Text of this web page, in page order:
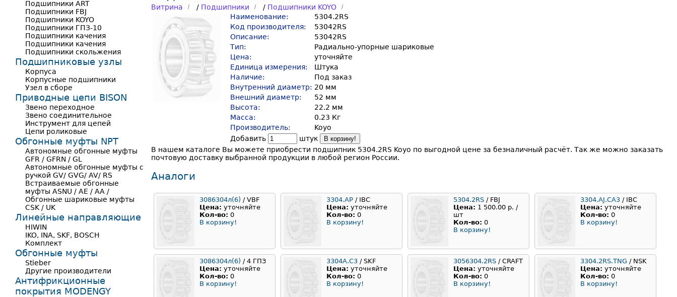
Витрина / Подшипники / Подшипники KOYO
Наименование:
5304.2RS
Код производителя:
53042RS
Описание:
53042RS
Тип:
Радиально-упорные шариковые
Цена:
уточняйте
Единица измерения:
Штука
Наличие:
Под заказ
Внутренний диаметр: 20 мм
Внешний диаметр:
52 мм
Высота:
22.2 мм
Масса:
0.23 Кг
Производитель:
Koyo
Добавить
штук В корзину!
В нашем каталоге Вы можете приобрести подшипник 5304.2RS Koyo по выгодной цене за безналичный расчёт. Так же можно заказать
почтовую доставку выбранной продукции в любой регион России.
Аналоги
3086304л(6) / VBF
Цена: уточняйте
Кол-во: 0
В корзину!
3304.AP / IBC
Цена: уточняйте
Кол-во: 0
В корзину!
5304.2RS / FBJ
Цена: 1 500.00 р. /
шт
Кол-во: 0
В корзину!
3304.AJ.CA3 / IBC
Цена: уточняйте
Кол-во: 0
В корзину!
3086304л(6) / 4 ГПЗ
Цена: уточняйте
Кол-во: 0
В корзину!
3304A.C3 / SKF
Цена: уточняйте
Кол-во: 0
В корзину!
3056304.2RS / CRAFT
Цена: уточняйте
Кол-во: 0
В корзину!
3304.2RS.TNG / NSK
Цена: уточняйте
Кол-во: 0
В корзину!
Подшипники ART
Подшипники FBJ
Подшипники KOYO
Подшипники ГПЗ-10
Подшипники качения
Подшипники качения
Подшипники скольжения
Подшипниковые узлы
Корпуса
Корпусные подшипники
Узел в сборе
Приводные цепи BISON
Звено переходное
Звено соединительное
Инструмент для цепей
Цепи роликовые
Обгонные муфты NPT
Автономные обгонные муфты
GFR / GFRN / GL
Автономные обгонные муфты с
ручкой GV/ GVG/ AV/ RS
Встраиваемые обгонные
муфты ASNU / AE / AA /
Обгонные шариковые муфты
CSK / UK
Линейные направляющие
HIWIN
IKO, INA, SKF, BOSCH
Комплект
Обгонные муфты
Stieber
Другие производители
Антифрикционные
покрытия MODENGY